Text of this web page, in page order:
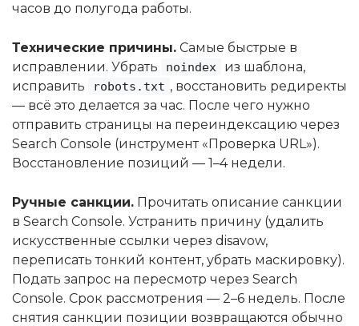
часов до полугода работы.
Технические причины. Самые быстрые в
исправлении. Убрать
noindex
из шаблона,
исправить
robots.txt , восстановить редиректы
— всё это делается за час. После чего нужно
отправить страницы на переиндексацию через
Search Console (инструмент «Проверка URL»).
Восстановление позиций — 1–4 недели.
Ручные санкции. Прочитать описание санкции
в Search Console. Устранить причину (удалить
искусственные ссылки через disavow,
переписать тонкий контент, убрать маскировку).
Подать запрос на пересмотр через Search
Console. Срок рассмотрения — 2–6 недель. После
снятия санкции позиции возвращаются обычно